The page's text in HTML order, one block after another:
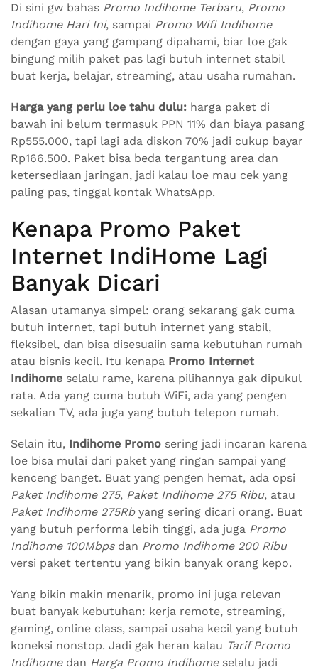
Di sini gw bahas Promo Indihome Terbaru, Promo
Indihome Hari Ini, sampai Promo Wifi Indihome
dengan gaya yang gampang dipahami, biar loe gak
bingung milih paket pas lagi butuh internet stabil
buat kerja, belajar, streaming, atau usaha rumahan.
Harga yang perlu loe tahu dulu: harga paket di
bawah ini belum termasuk PPN 11% dan biaya pasang
Rp555.000, tapi lagi ada diskon 70% jadi cukup bayar
Rp166.500. Paket bisa beda tergantung area dan
ketersediaan jaringan, jadi kalau loe mau cek yang
paling pas, tinggal kontak WhatsApp.
Kenapa Promo Paket
Internet IndiHome Lagi
Banyak Dicari
Alasan utamanya simpel: orang sekarang gak cuma
butuh internet, tapi butuh internet yang stabil,
fleksibel, dan bisa disesuaiin sama kebutuhan rumah
atau bisnis kecil. Itu kenapa Promo Internet
Indihome selalu rame, karena pilihannya gak dipukul
rata. Ada yang cuma butuh WiFi, ada yang pengen
sekalian TV, ada juga yang butuh telepon rumah.
Selain itu, Indihome Promo sering jadi incaran karena
loe bisa mulai dari paket yang ringan sampai yang
kenceng banget. Buat yang pengen hemat, ada opsi
Paket Indihome 275, Paket Indihome 275 Ribu, atau
Paket Indihome 275Rbyang sering dicari orang. Buat
yang butuh performa lebih tinggi, ada juga Promo
Indihome 100Mbpsdan Promo Indihome 200 Ribu
versi paket tertentu yang bikin banyak orang kepo.
Yang bikin makin menarik, promo ini juga relevan
buat banyak kebutuhan: kerja remote, streaming,
gaming, online class, sampai usaha kecil yang butuh
koneksi nonstop. Jadi gak heran kalau Tarif Promo
Indihomedan Harga Promo Indihomeselalu jadi